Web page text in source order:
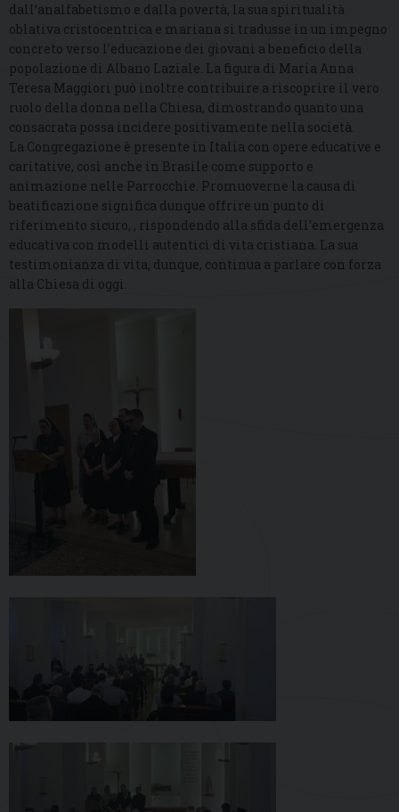
dall’analfabetismo e dalla povertà, la sua spiritualità
oblativa cristocentrica e mariana si tradusse in un impegno
concreto verso l’educazione dei giovani a beneficio della
popolazione di Albano Laziale. La figura di Maria Anna
Teresa Maggiori può inoltre contribuire a riscoprire il vero
ruolo della donna nella Chiesa, dimostrando quanto una
consacrata possa incidere positivamente nella società.
La Congregazione è presente in Italia con opere educative e
caritative, così anche in Brasile come supporto e
animazione nelle Parrocchie. Promuoverne la causa di
beatificazione significa dunque offrire un punto di
riferimento sicuro, , rispondendo alla sfida dell’emergenza
educativa con modelli autentici di vita cristiana. La sua
testimonianza di vita, dunque, continua a parlare con forza
alla Chiesa di oggi.